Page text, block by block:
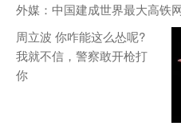
外媒：中国建成世界最大高铁
周立波 你咋能这么怂呢?
我就不信，警察敢开枪打
你